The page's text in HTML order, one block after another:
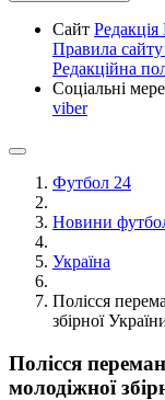
Сайт Редакція
Правила сайту
Редакційна
Соціальні
viber
Футбол 24
Новини
Україна
Полісся
збірної
Полісся
молодіжної